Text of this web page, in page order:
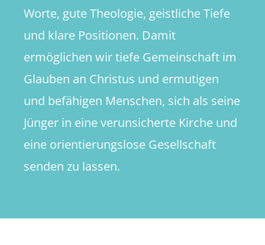
Worte, gute Theologie, geistliche Tiefe
und klare Positionen. Damit
ermöglichen wir tiefe Gemeinschaft im
Glauben an Christus und ermutigen
und befähigen Menschen, sich als seine
Jünger in eine verunsicherte Kirche und
eine orientierungslose Gesellschaft
senden zu lassen.